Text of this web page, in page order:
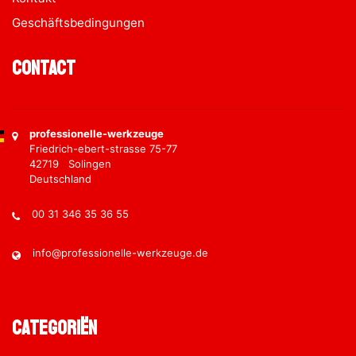
Geschäftsbedingungen
Contact
professionelle-werkzeuge
Friedrich-ebert-strasse 75-77
42719 Solingen
Deutschland
00 31 346 35 36 55
info@professionelle-werkzeuge.de
Categoriën